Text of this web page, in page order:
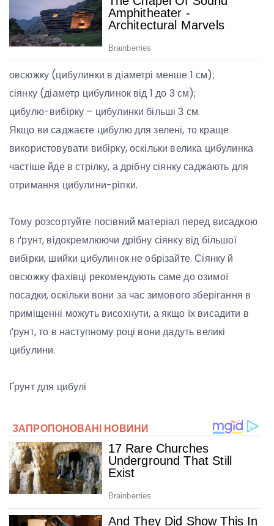
овсюжку (цибулинки в діаметрі менше 1 см);
сіянку (діаметр цибулинок від 1 до 3 см);
цибулю-вибірку – цибулинки більші 3 см.
Якщо ви саджаєте цибулю для зелені, то краще
використовувати вибірку, оскільки велика цибулинка
частіше йде в стрілку, а дрібну сіянку саджають для
отримання цибулини-ріпки.
Тому розсортуйте посівний матеріал перед висадкою
в ґрунт, відокремлюючи дрібну сіянку від більшої
вибірки, шийки цибулинок не обрізайте. Сіянку й
овсюжку фахівці рекомендують саме до озимої
посадки, оскільки вони за час зимового зберігання в
приміщенні можуть висохнути, а якщо їх висадити в
ґрунт, то в наступному році вони дадуть великі
цибулини.
Ґрунт для цибулі